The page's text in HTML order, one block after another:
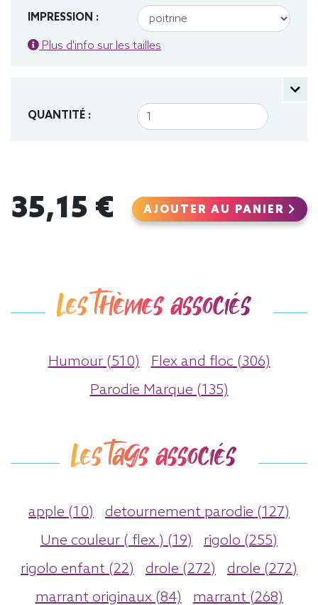
IMPRESSION :
Plus d'info sur les tailles
QUANTITÉ :
35,15 € AJOUTER AU PANIER
Les thèmes associés
Humour (510)
Flex and floc (306)
Parodie Marque (135)
Les tags associés
apple (10)
detournement parodie (127)
Une couleur ( flex ) (19)
rigolo (255)
rigolo enfant (22)
drole (272)
drole (272)
marrant originaux (84)
marrant (268)